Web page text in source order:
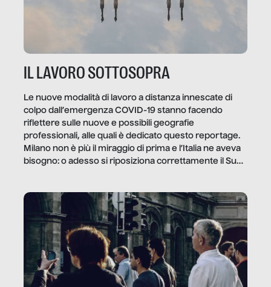
IL LAVORO SOTTOSOPRA
Le nuove modalità di lavoro a distanza innescate di
colpo dall’emergenza COVID-19 stanno facendo
riflettere sulle nuove e possibili geografie
professionali, alle quali è dedicato questo reportage.
Milano non è più il miraggio di prima e l’Italia ne aveva
bisogno: o adesso si riposiziona correttamente il Sud